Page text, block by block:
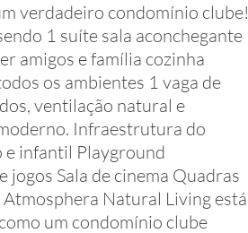
verdadeiro condomínio clube!
1 suíte sala aconchegante
amigos e família cozinha
os ambientes 1 vaga de
ventilação natural e
Infraestrutura do
e infantil Playground
jogos Sala de cinema Quadras
Natural Living está
um condomínio clube